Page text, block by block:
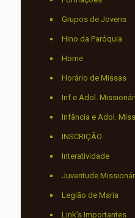
Grupos de Jovens
Hino da Paróquia
Home
Horário de Missas
Inf.e Adol.
Infância e Adol.
INSCRIÇÃO
Interatividade
Juventude
Legião de Maria
Link’s Importantes